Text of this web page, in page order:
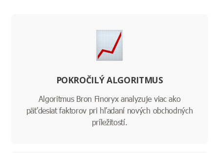
POKROČILÝ ALGORITMUS
Algoritmus Bron Finoryx analyzuje viac ako
päťdesiat faktorov pri hľadaní nových obchodných
príležitostí.